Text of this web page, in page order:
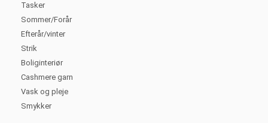
Tasker
Sommer/Forår
Efterår/vinter
Strik
Boliginteriør
Cashmere garn
Vask og pleje
Smykker